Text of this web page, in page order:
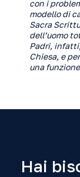
con i
modello di
Sacra
dell’uomo
Padri,
Chiesa, e
una
Hai